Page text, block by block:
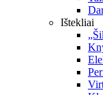
Ištekliai